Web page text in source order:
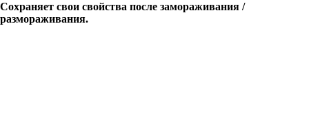
Сохраняет свои свойства после замораживания /
размораживания.